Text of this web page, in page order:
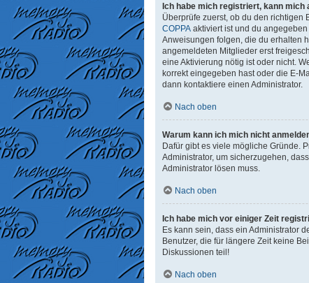
Ich habe mich registriert, kann mich
Überprüfe zuerst, ob du den richtigen
COPPA aktiviert ist und du
Anweisungen folgen, die du erhalten
angemeldeten Mitglieder erst
eine Aktivierung nötig ist oder nicht.
korrekt eingegeben hast oder die E-
dann kontaktiere einen Administrator.
Nach oben
Warum kann ich mich nicht
Dafür gibt es viele mögliche Gründe.
Administrator, um sicherzugehen,
Administrator lösen muss.
Nach oben
Ich habe mich vor einiger Zeit
Es kann sein, dass ein Administrator
Benutzer, die für längere Zeit keine
Diskussionen teil!
Nach oben